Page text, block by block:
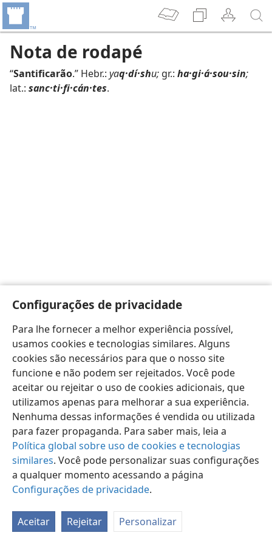
Configurações de privacidade
Para lhe fornecer a melhor experiência possível,
usamos cookies e tecnologias similares. Alguns
cookies são necessários para que o nosso site
funcione e não podem ser rejeitados. Você pode
aceitar ou rejeitar o uso de cookies adicionais, que
utilizamos apenas para melhorar a sua experiência.
Nenhuma dessas informações é vendida ou utilizada
para fazer propaganda. Para saber mais, leia a
Política global sobre uso de cookies e tecnologias
similares. Você pode personalizar suas configurações
a qualquer momento acessando a página
Configurações de privacidade.
Aceitar Rejeitar Personalizar
Nota de rodapé
“Santificarão.” Hebr.: yaq·dí·shu; gr.: ha·gi·á·sou·sin;
lat.: sanc·ti·fi·cán·tes.
Português (Brasil) Preferências
Copyright© 2026 Watch Tower Bible and Tract Society of Pennsylvania
Termos de Uso
Política de Privacidade
Configurações de Privacidade
JW.ORG Login